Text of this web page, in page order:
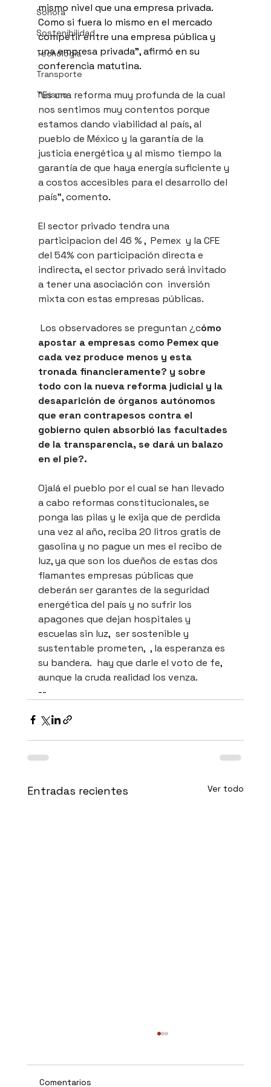
Sonora
Sostenibilidad
Tecnología
Transporte
Turismo
mismo nivel que una empresa privada.
Como si fuera lo mismo en el mercado
competir entre una empresa pública y
una empresa privada”, afirmó en su
conferencia matutina.
"Es una reforma muy profunda de la cual
nos sentimos muy contentos porque
estamos dando viabilidad al país, al
pueblo de México y la garantía de la
justicia energética y al mismo tiempo la
garantía de que haya energía suficiente y
a costos accesibles para el desarrollo del
país", comento.
El sector privado tendra una
participacion del 46 % ,  Pemex  y la CFE
del 54% con participación directa e
indirecta, el sector privado será invitado
a tener una asociación con  inversión
mixta con estas empresas públicas.
Los observadores se preguntan ¿cómo
apostar a empresas como Pemex que
cada vez produce menos y esta
tronada financieramente? y sobre
todo con la nueva reforma judicial y la
desaparición de órganos autónomos
que eran contrapesos contra el
gobierno quien absorbió las facultades
de la transparencia, se dará un balazo
en el pie?.
Ojalá el pueblo por el cual se han llevado
a cabo reformas constitucionales, se
ponga las pilas y le exija que de perdida
una vez al año, reciba 20 litros gratis de
gasolina y no pague un mes el recibo de
luz, ya que son los dueños de estas dos
flamantes empresas públicas que
deberán ser garantes de la seguridad
energética del país y no sufrir los
apagones que dejan hospitales y
escuelas sin luz,  ser sostenible y
sustentable prometen,  , la esperanza es
su bandera.  hay que darle el voto de fe,
aunque la cruda realidad los venza.
--
Entradas recientes Ver todo
Comentarios